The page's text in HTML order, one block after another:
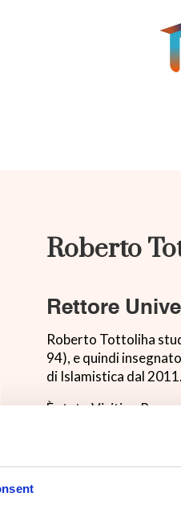
Roberto
Rettore
Roberto Tottoliha
94), e quindi
di Islamistica dal 2011.
È stato Visiting
(2016), Institute for
dell’Institute for
si è occupato di